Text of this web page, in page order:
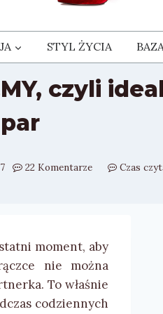
STYL ŻYCIA
czyli
22 Komentarze Czas
moment, aby
nie można
To właśnie
codziennych